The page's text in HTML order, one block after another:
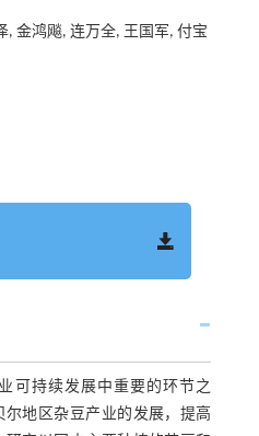
, 金鸿飚, 连万全, 王国军, 付宝
可持续发展中重要的环节之
地区杂豆产业的发展，提高